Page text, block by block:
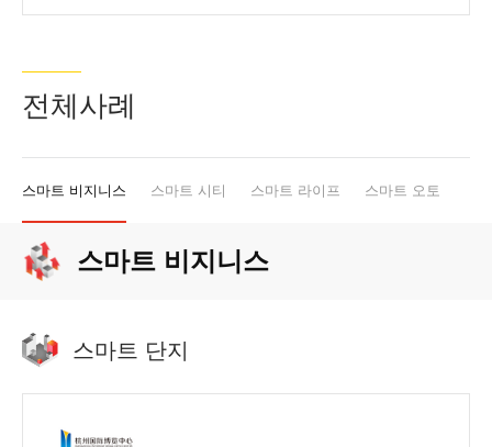
전체사례
스마트 비지니스 스마트 시티 스마트 라이프 스마트 오토
스마트 비지니스
스마트 단지